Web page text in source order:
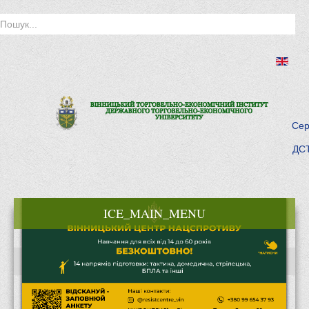
ICE_MAIN_MENU
Історія інституту
Інститут сьогодні